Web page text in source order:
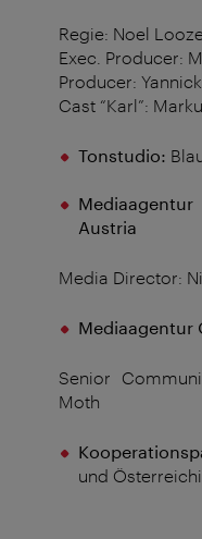
Regie: Noel
Exec. Producer:
Producer:
Cast “Karl”:
Tonstudio:
Austria
Media Director:
Mediaagentur
Senior
Moth
und